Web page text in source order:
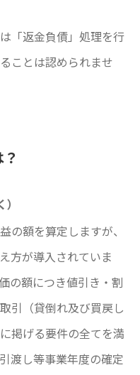
「返金負債」処理を行
ことは認められませ
の額を算定しますが、
方が導入されていま
の額につき値引き・割
引（貸倒れ及び買戻し
掲げる要件の全てを満
渡し等事業年度の確定